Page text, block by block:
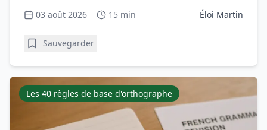
03 août 2026 15 min Éloi Martin
Sauvegarder
Les 40 règles de base d'orthographe